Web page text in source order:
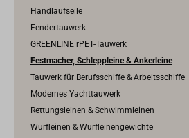
Handlaufseile
Fendertauwerk
GREENLINE rPET-Tauwerk
Festmacher, Schleppleine & Ankerleine
Tauwerk für Berufsschiffe & Arbeitsschiffe
Modernes Yachttauwerk
Rettungsleinen & Schwimmleinen
Wurfleinen & Wurfleinengewichte